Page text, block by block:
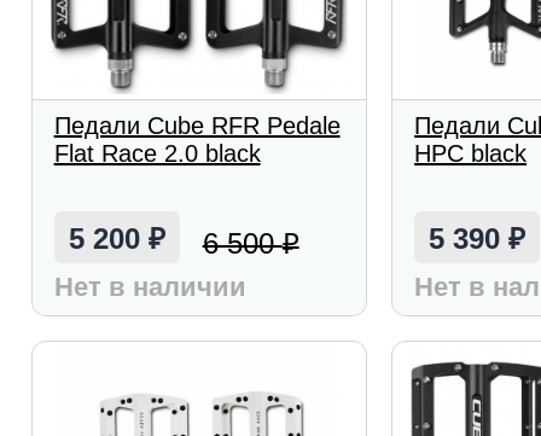
Педали Cube RFR Pedale
Flat Race 2.0 black
5 200 ₽ 6 500₽
Нет в наличии
Педали
HPC black
5 390₽
Нет в